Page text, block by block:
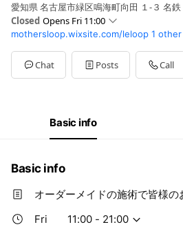
愛知県 名古屋市緑区鳴海町向田 １‐３ 名
Closed Opens Fri 11:00
Sun10:00 - 18:00
Mon11:00 - 21:00
Tue11:00 - 21:00
Wed11:00 - 21:00
11:00 - 21:00
定休日（年末年始）
mothersloop.wixsite.com/leloop 1
Chat Posts Call
Basic info
Basic info
オーダーメイドの施術で皆様の
Fri
11:00 - 21:00